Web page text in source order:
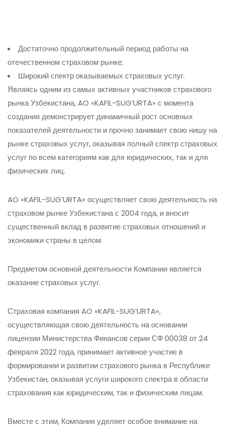
Достаточно продолжительный период работы на
отечественном страховом рынке;
Широкий спектр оказываемых страховых услуг.
Являясь одним из самых активных участников страхового
рынка Узбекистана, AO «KAFIL-SUG’URTA» с момента
создания демонстрирует динамичный рост основных
показателей деятельности и прочно занимает свою нишу на
рынке страховых услуг, оказывая полный спектр страховых
услуг по всем категориям как для юридических, так и для
физических лиц.
AO «KAFIL-SUG’URTA» осуществляет свою деятельность на
страховом рынке Узбекистана с 2004 года, и вносит
существенный вклад в развитие страховых отношений и
экономики страны в целом.
Предметом основной деятельности Компании является
оказание страховых услуг.
Страховая компания AO «KAFIL-SUG’URTA»,
осуществляющая свою деятельность на основании
лицензии Министерства Финансов серии СФ 00038 от 24
февраля 2022 года, принимает активное участие в
формировании и развитии страхового рынка в Республике
Узбекистан, оказывая услуги широкого спектра в области
страхования как юридическим, так и физическим лицам.
Вместе с этим, Компания уделяет особое внимание на